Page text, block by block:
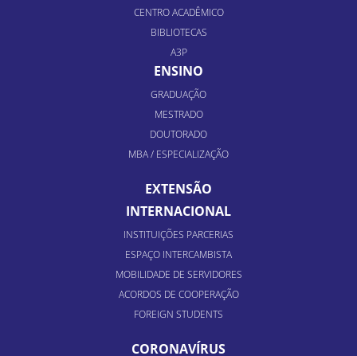
CENTRO ACADÊMICO
BIBLIOTECAS
A3P
ENSINO
GRADUAÇÃO
MESTRADO
DOUTORADO
MBA / ESPECIALIZAÇÃO
EXTENSÃO
INTERNACIONAL
INSTITUIÇÕES PARCERIAS
ESPAÇO INTERCAMBISTA
MOBILIDADE DE SERVIDORES
ACORDOS DE COOPERAÇÃO
FOREIGN STUDENTS
CORONAVÍRUS